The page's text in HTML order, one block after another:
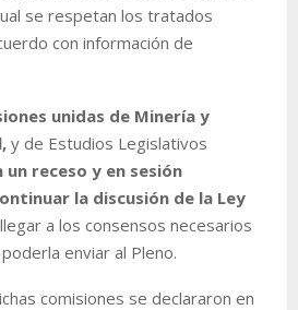
se respetan los tratados
con información de
unidas de Minería y
y de Estudios Legislativos
un receso y en sesión
la discusión de la Ley
a los consensos necesarios
enviar al Pleno.
comisiones se declararon en